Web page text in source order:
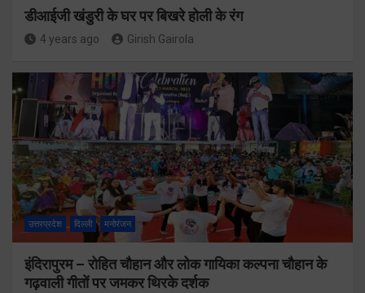
डीआईजी खंडुरी के घर पर बिखरे होली के रंग
4 years ago Girish Gairola
उत्तरप्रदेश दिल्ली मनोरंजन
इंदिरापुरम – रोहित चौहान और लोक गायिका कल्पना चौहान के
गढ़वाली गीतों पर जमकर थिरके दर्शक